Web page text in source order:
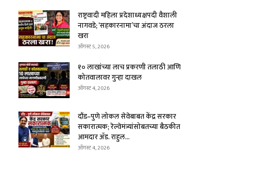
राष्ट्रवादी महिला प्रदेशाध्यक्षपदी वैशाली
नागवडे; ‘सहकारनामा’चा अंदाज ठरला
खरा
ऑगस्ट 5, 2026
१० लाखांच्या लाच प्रकरणी तलाठी आणि
कोतवालावर गुन्हा दाखल
ऑगस्ट 4, 2026
दौंड–पुणे लोकल सेवेबाबत केंद्र सरकार
सकारात्मक; रेल्वेमंत्र्यांसोबतच्या बैठकीत
आमदार ॲड. राहुल...
ऑगस्ट 4, 2026